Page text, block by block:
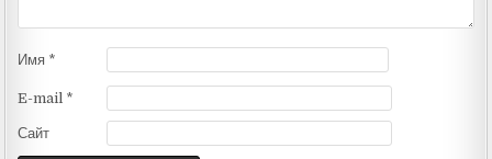
Имя *
E-mail *
Сайт